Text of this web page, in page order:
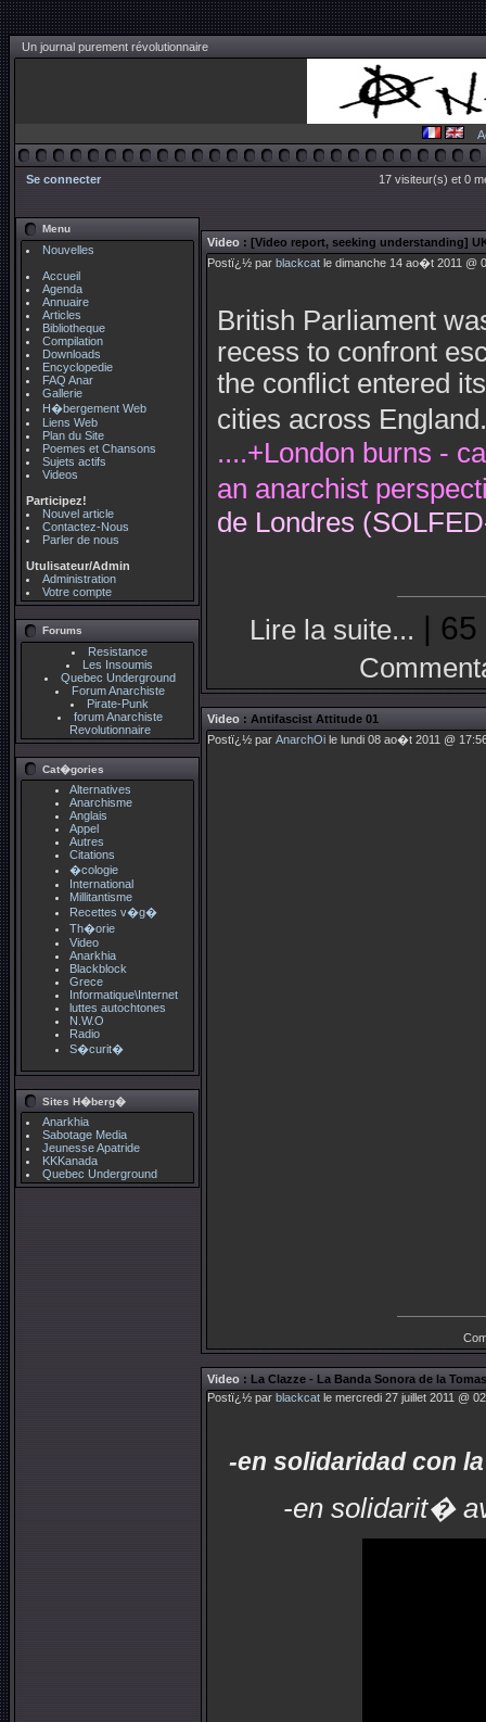
Un journal purement révolutionnaire
Se connecter 17 visiteur(s) et 0
Menu
Nouvelles
Accueil
Agenda
Annuaire
Articles
Bibliotheque
Compilation
Downloads
Encyclopedie
FAQ Anar
Gallerie
H�bergement Web
Liens Web
Plan du Site
Poemes et Chansons
Sujets actifs
Videos
Participez!
Nouvel article
Contactez-Nous
Parler de nous
Utulisateur/Admin
Administration
Votre compte
Forums
Resistance
Les Insoumis
Quebec Underground
Forum Anarchiste
Pirate-Punk
forum Anarchiste
Revolutionnaire
Cat�gories
Alternatives
Anarchisme
Anglais
Appel
Autres
Citations
�cologie
International
Millitantisme
Recettes v�g�
Th�orie
Video
Anarkhia
Blackblock
Grece
Informatique\Internet
luttes autochtones
N.W.O
Radio
S�curit�
Sites H�berg�
Anarkhia
Sabotage Media
Jeunesse Apatride
KKKanada
Quebec Underground
Video : [Video report, seeking understanding]
Postï¿½ par blackcat le dimanche 14 ao�t 2011 @
British Parliament
recess to confront
the conflict entered
cities across
....+London burns -
an anarchist
de Londres
Lire la suite... |
Video : Antifascist Attitude 01
Postï¿½ par AnarchOi le lundi 08 ao�t 2011 @
Video : La Clazze - La Banda Sonora de la Tomas
Postï¿½ par blackcat le mercredi 27 juillet 2011 @
-en solidaridad con
-en solidarit�